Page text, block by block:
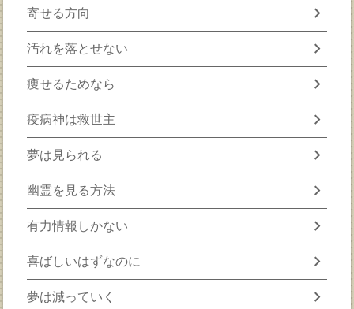
寄せる方向 chevron_right
汚れを落とせない chevron_right
痩せるためなら chevron_right
疫病神は救世主 chevron_right
夢は見られる chevron_right
幽霊を見る方法 chevron_right
有力情報しかない chevron_right
喜ばしいはずなのに chevron_right
夢は減っていく chevron_right